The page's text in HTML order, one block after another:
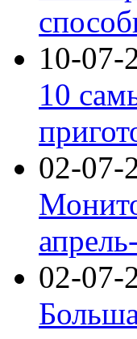
10-07-
10
02-07-
02-07-